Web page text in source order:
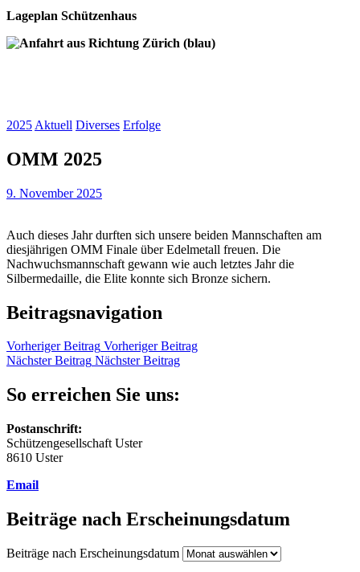
Lageplan Schützenhaus
2025 Aktuell Diverses Erfolge
OMM 2025
9. November 2025
Auch dieses Jahr durften sich unsere beiden Mannschaften am
diesjährigen OMM Finale über Edelmetall freuen. Die
Nachwuchsmannschaft gewann wie auch letztes Jahr die
Silbermedaille, die Elite konnte sich Bronze sichern.
Beitragsnavigation
Vorheriger Beitrag Vorheriger Beitrag
Nächster Beitrag Nächster Beitrag
So erreichen Sie uns:
Postanschrift:
Schützengesellschaft Uster
8610 Uster
Email
Beiträge nach Erscheinungsdatum
Beiträge nach Erscheinungsdatum